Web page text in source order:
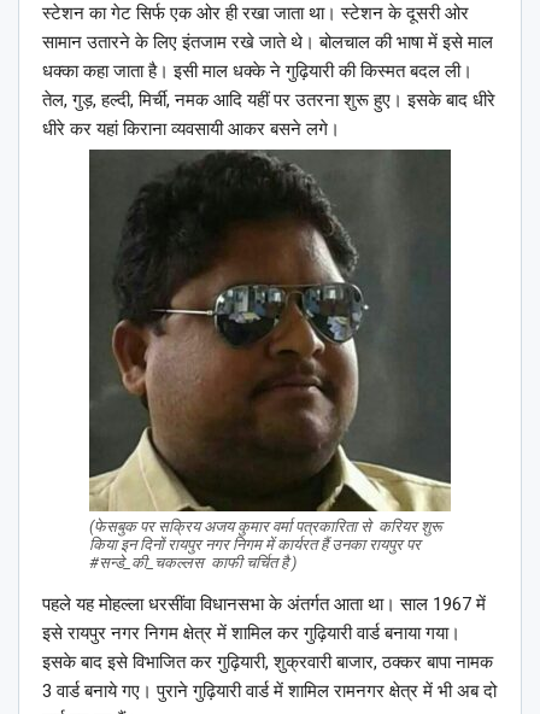
स्टेशन का गेट सिर्फ एक ओर ही रखा जाता था। स्टेशन के दूसरी ओर
सामान उतारने के लिए इंतजाम रखे जाते थे। बोलचाल की भाषा में इसे माल
धक्का कहा जाता है। इसी माल धक्के ने गुढ़ियारी की किस्मत बदल ली।
तेल, गुड़, हल्दी, मिर्ची, नमक आदि यहीं पर उतरना शुरू हुए। इसके बाद धीरे
धीरे कर यहां किराना व्यवसायी आकर बसने लगे।
(फेसबुक पर सक्रिय अजय कुमार वर्मा पत्रकारिता से करियर शुरू
किया इन दिनों रायपुर नगर निगम में कार्यरत हैं उनका रायपुर पर
#सन्डे_की_चकल्लस काफी चर्चित है )
पहले यह मोहल्ला धरसींवा विधानसभा के अंतर्गत आता था। साल 1967 में
इसे रायपुर नगर निगम क्षेत्र में शामिल कर गुढ़ियारी वार्ड बनाया गया।
इसके बाद इसे विभाजित कर गुढ़ियारी, शुक्रवारी बाजार, ठक्कर बापा नामक
3 वार्ड बनाये गए। पुराने गुढ़ियारी वार्ड में शामिल रामनगर क्षेत्र में भी अब दो